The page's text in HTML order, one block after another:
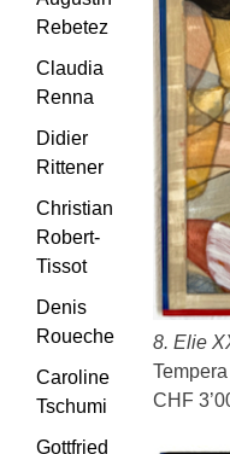
8. Elie
CHF
Rebetez
Claudia
Renna
Didier
Rittener
Christian
Robert-
Tissot
Denis
Roueche
Caroline
Tschumi
Gottfried